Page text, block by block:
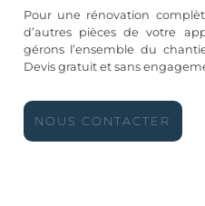
Pour une rénovation
d’autres pièces de votre
gérons l’ensemble du
Devis gratuit et sans
NOUS CONTACTER